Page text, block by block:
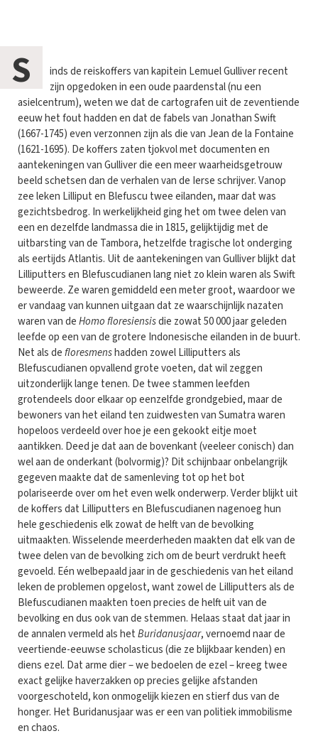
S
inds de reiskoffers van kapitein Lemuel Gulliver recent
zijn opgedoken in een oude paardenstal (nu een
asielcentrum), weten we dat de cartografen uit de zeventiende
eeuw het fout hadden en dat de fabels van Jonathan Swift
(1667-1745) even verzonnen zijn als die van Jean de la Fontaine
(1621-1695). De koffers zaten tjokvol met documenten en
aantekeningen van Gulliver die een meer waarheidsgetrouw
beeld schetsen dan de verhalen van de Ierse schrijver. Vanop
zee leken Lilliput en Blefuscu twee eilanden, maar dat was
gezichtsbedrog. In werkelijkheid ging het om twee delen van
een en dezelfde landmassa die in 1815, gelijktijdig met de
uitbarsting van de Tambora, hetzelfde tragische lot onderging
als eertijds Atlantis. Uit de aantekeningen van Gulliver blijkt dat
Lilliputters en Blefuscudianen lang niet zo klein waren als Swift
beweerde. Ze waren gemiddeld een meter groot, waardoor we
er vandaag van kunnen uitgaan dat ze waarschijnlijk nazaten
waren van deHomo floresiensisdie zowat 50 000 jaar geleden
leefde op een van de grotere Indonesische eilanden in de buurt.
Net als defloresmenshadden zowel Lilliputters als
Blefuscudianen opvallend grote voeten, dat wil zeggen
uitzonderlijk lange tenen. De twee stammen leefden
grotendeels door elkaar op eenzelfde grondgebied, maar de
bewoners van het eiland ten zuidwesten van Sumatra waren
hopeloos verdeeld over hoe je een gekookt eitje moet
aantikken. Deed je dat aan de bovenkant (veeleer conisch) dan
wel aan de onderkant (bolvormig)? Dit schijnbaar onbelangrijk
gegeven maakte dat de samenleving tot op het bot
polariseerde over om het even welk onderwerp. Verder blijkt uit
de koffers dat Lilliputters en Blefuscudianen nagenoeg hun
hele geschiedenis elk zowat de helft van de bevolking
uitmaakten. Wisselende meerderheden maakten dat elk van de
twee delen van de bevolking zich om de beurt verdrukt heeft
gevoeld. Eén welbepaald jaar in de geschiedenis van het eiland
leken de problemen opgelost, want zowel de Lilliputters als de
Blefuscudianen maakten toen precies de helft uit van de
bevolking en dus ook van de stemmen. Helaas staat dat jaar in
de annalen vermeld als hetBuridanusjaar, vernoemd naar de
veertiende-eeuwse scholasticus (die ze blijkbaar kenden) en
diens ezel. Dat arme dier – we bedoelen de ezel – kreeg twee
exact gelijke haverzakken op precies gelijke afstanden
voorgeschoteld, kon onmogelijk kiezen en stierf dus van de
honger. Het Buridanusjaar was er een van politiek immobilisme
en chaos.